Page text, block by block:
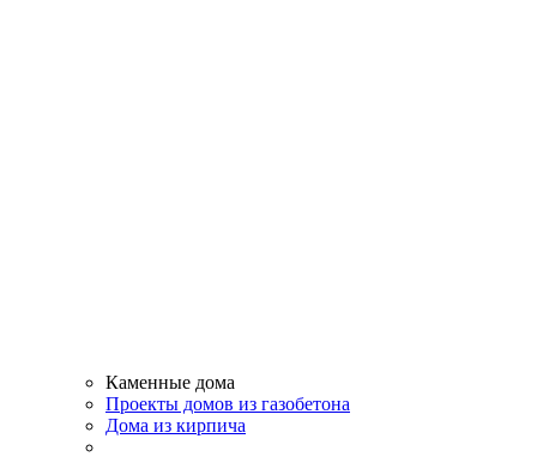
Каменные дома
Проекты домов из газобетона
Дома из кирпича